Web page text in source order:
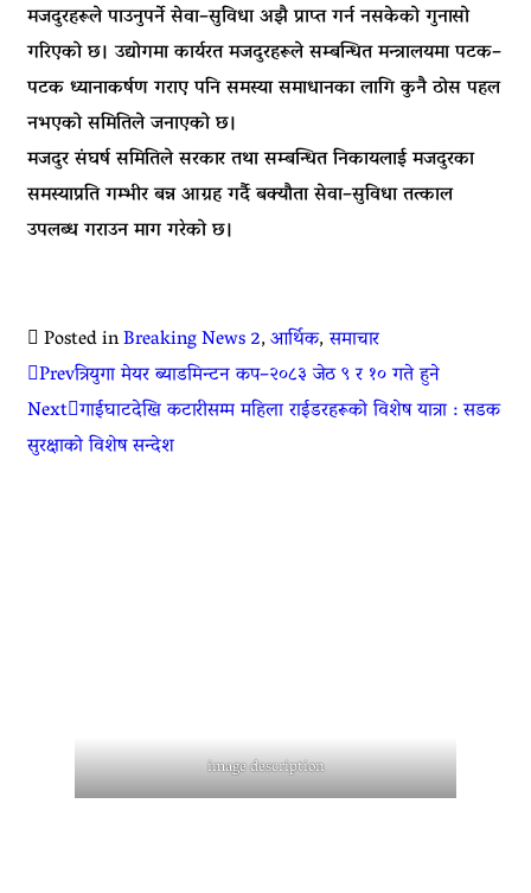
मजदुरहरूले पाउनुपर्ने सेवा–सुविधा अझै प्राप्त गर्न नसकेको गुनासो
गरिएको छ। उद्योगमा कार्यरत मजदुरहरूले सम्बन्धित मन्त्रालयमा पटक–
पटक ध्यानाकर्षण गराए पनि समस्या समाधानका लागि कुनै ठोस पहल
नभएको समितिले जनाएको छ।
मजदुर संघर्ष समितिले सरकार तथा सम्बन्धित निकायलाई मजदुरका
समस्याप्रति गम्भीर बन्न आग्रह गर्दै बक्यौता सेवा–सुविधा तत्काल
उपलब्ध गराउन माग गरेको छ।
Posted inBreaking News 2,आर्थिक,समाचार
Prevत्रियुगा मेयर ब्याडमिन्टन कप–२०८३ जेठ ९ र १० गते हुने
Next गाईघाटदेखि कटारीसम्म महिला राईडरहरूको विशेष यात्रा : सडक
सुरक्षाको विशेष सन्देश
image description